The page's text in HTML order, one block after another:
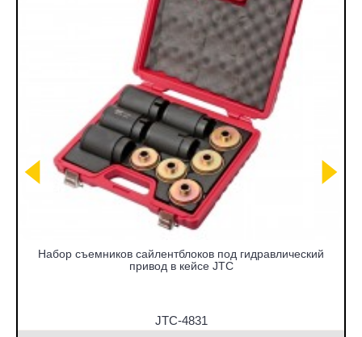
Набор съемников сайлентблоков под гидравлический
привод в кейсе JTC
JTC-4831